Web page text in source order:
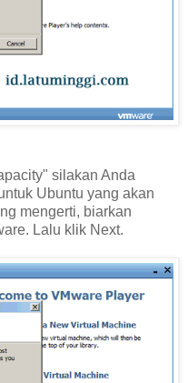
silakan Anda
Ubuntu yang akan
mengerti, biarkan
Lalu klik Next.